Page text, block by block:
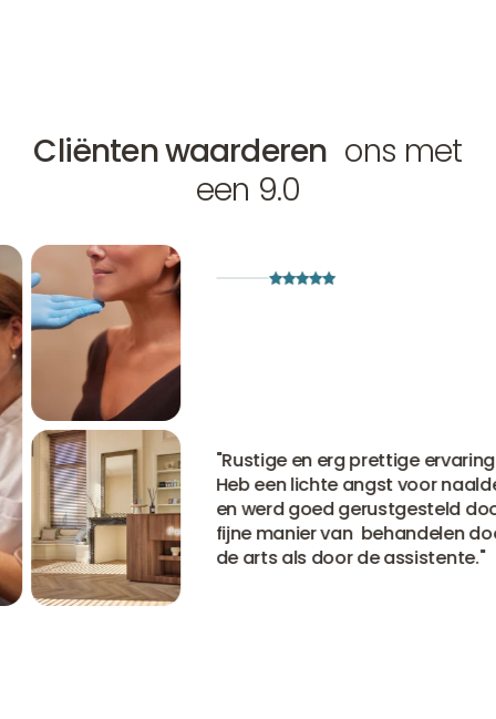
Cliënten waarderen ons met
een 9.0
Rustige en erg prettige ervaring.
Heb een lichte angst voor naalden
en werd goed gerustgesteld door
fijne manier van behandelen door
de arts als door de assistente."